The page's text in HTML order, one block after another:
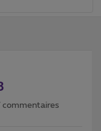
commentaires